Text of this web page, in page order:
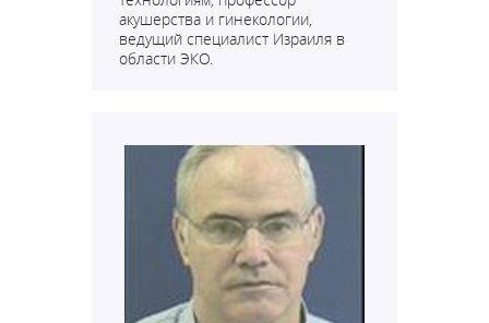
акушерства и гинекологии,
ведущий специалист Израиля в
области ЭКО.